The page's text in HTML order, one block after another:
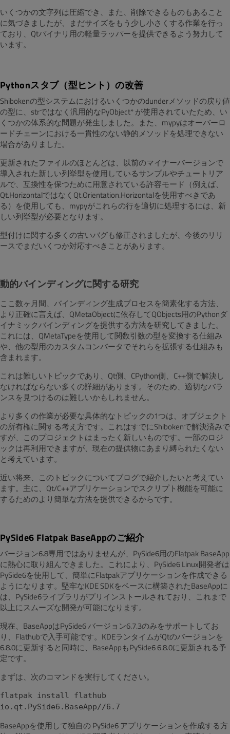
いくつかの文字列は圧縮でき、また、削除できるものもあること
に気づきましたが、まだサイズをもう少し小さくする作業を行っ
ており、Qtバイナリ用の軽量ラッパーを提供できるよう努力して
います。
Pythonスタブ（型ヒント）の改善
Shibokenの型システムにおけるいくつかのdunderメソッドの戻り値
の型に、strではなく汎用的なPyObject* が使用されていたため、い
くつかの体系的な問題が発生しました。また、mypyはオーバーロ
ードチェーンにおける一貫性のない静的メソッドを処理できない
場合がありました。
更新されたファイルのほとんどは、以前のマイナーバージョンで
導入された新しい列挙型を使用しているサンプルやチュートリア
ルで、互換性を保つために用意されている許容モード（例えば、
Qt.HorizontalではなくQt.Orientation.Horizontalを使用すべきであ
る）を使用しても、mypyがこれらの行を適切に処理するには、新
しい列挙型が必要となります。
型付けに関する多くの古いバグも修正されましたが、今後のリリ
ースでまだいくつか対応すべきことがあります。
動的バインディングに関する研究
ここ数ヶ月間、バインディング生成プロセスを簡素化する方法、
より正確に言えば、QMetaObjectに依存してQObjects用のPythonダ
イナミックバインディングを提供する方法を研究してきました。
これには、QMetaTypeを使用して関数引数の型を変換する仕組み
や、他の型用のカスタムコンバータでそれらを拡張する仕組みも
含まれます。
これは難しいトピックであり、Qt側、CPython側、C++側で解決し
なければならない多くの詳細があります。そのため、適切なバラ
ンスを見つけるのは難しいかもしれません。
より多くの作業が必要な具体的なトピックの1つは、オブジェクト
の所有権に関する考え方です。これはすでにShibokenで解決済みで
すが、このプロジェクトはまったく新しいものです。一部のロジ
ックは再利用できますが、現在の提供物にあまり縛られたくない
と考えています。
近い将来、このトピックについてブログで紹介したいと考えてい
ます。主に、Qt/C++アプリケーションでスクリプト機能を可能に
するためのより簡単な方法を提供できるからです。
PySide6 Flatpak BaseAppのご紹介
バージョン6.8専用ではありませんが、PySide6用のFlatpak BaseApp
に熱心に取り組んできました。これにより、PySide6 Linux開発者は
PySide6を使用して、簡単にFlatpakアプリケーションを作成できる
ようになります。堅牢なKDE SDKをベースに構築されたBaseAppに
は、PySide6ライブラリがプリインストールされており、これまで
以上にスムーズな開発が可能になります。
現在、BaseAppはPySide6 バージョン6.7.3のみをサポートしてお
り、Flathubで入手可能です。KDEランタイムがQtのバージョンを
6.8.0に更新すると同時に、BaseAppもPySide6 6.8.0に更新される予
定です。
まずは、次のコマンドを実行してください。
flatpak install flathub
io.qt.PySide6.BaseApp//6.7
BaseAppを使用して独自の PySide6 アプリケーションを作成する方